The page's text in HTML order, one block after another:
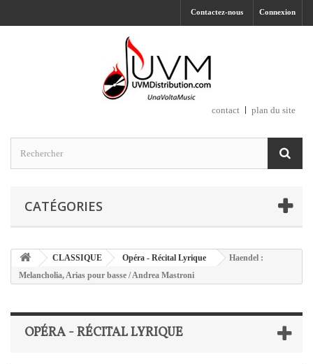
Connexion
Contactez-nous
contact plan du site
CATÉGORIES
CLASSIQUE Opéra - Récital Lyrique
Haendel :
Melancholia, Arias pour basse / Andrea Mastroni
OPÉRA - RÉCITAL LYRIQUE